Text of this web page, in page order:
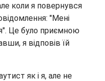
коли я повернувся
"Мені
Це було приємною
я відповів їй
як і я, але не